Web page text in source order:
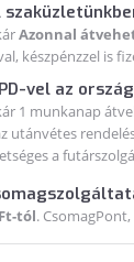
Azonnal
készpénzzel is
vel az
1 munkanap
utánvétes
a
tól.